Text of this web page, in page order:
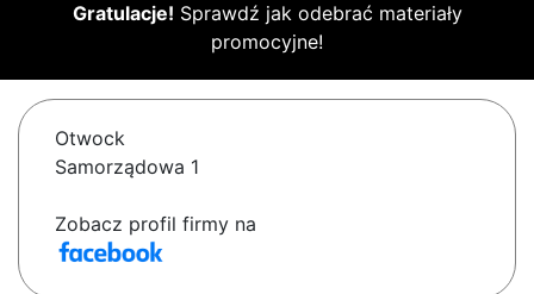
Gratulacje! Sprawdź jak odebrać materiały
promocyjne!
Otwock
Samorządowa 1
Zobacz profil firmy na